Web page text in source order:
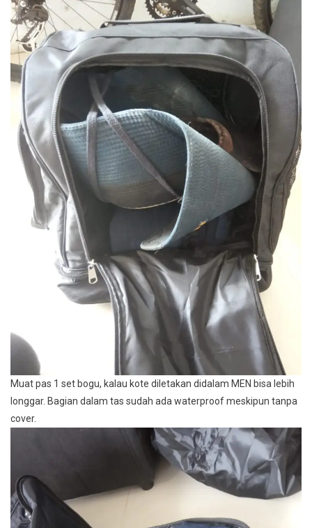
Muat pas 1 set bogu, kalau kote diletakan didalam MEN bisa lebih
longgar. Bagian dalam tas sudah ada waterproof meskipun tanpa
cover.